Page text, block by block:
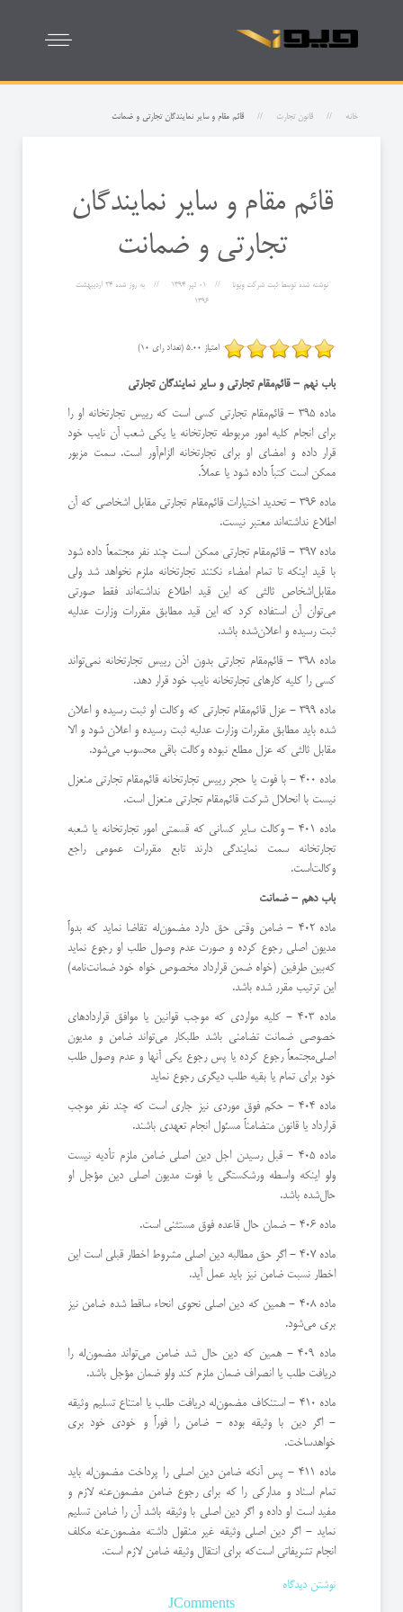
خانه قانون تجارت قائم‌ مقام و سایر نمایندگان تجارتی و ضمانت
قائم‌ مقام و سایر نمایندگان
تجارتی و ضمانت
نوشته شده توسطثبت شرکت ویونا 01 تیر 1394 به روز شده
24 ارديبهشت
1396
امتیاز 5.00 (تعداد رای 10)
باب نهم - قائم‌مقام تجارتی و سایر نمایندگان تجارتی
ماده 395 - قائم‌مقام تجارتی كسی است كه رییس تجارتخانه او را
برای انجام كلیه امور مربوطه تجارتخانه یا یكی شعب آن نایب خود
قرار داده‌ و امضای او برای تجارتخانه الزام‌آور است. ‌سمت مزبور
ممكن است كتباً داده شود یا عملاً.
ماده 396 - تحدید اختیارات قائم‌مقام تجارتی مقابل اشخاصی كه آن
اطلاع نداشته‌اند معتبر نیست.
ماده 397 - قائم‌مقام تجارتی ممكن است چند نفر مجتمعاً داده شود
با قید اینكه تا تمام امضاء نكنند تجارتخانه ملزم نخواهد شد ولی
مقابل‌اشخاص ثالثی كه این قید اطلاع نداشته‌اند فقط صورتی
می‌توان آن استفاده كرد كه این قید مطابق مقررات وزارت عدلیه
ثبت رسیده و اعلان‌شده باشد.
ماده 398 - قائم‌مقام تجارتی بدون اذن رییس تجارتخانه نمی‌تواند
كسی را كلیه كارهای تجارتخانه نایب خود قرار دهد.
ماده 399 - عزل قائم‌مقام تجارتی كه وكالت او ثبت رسیده و اعلان
شده باید مطابق مقررات وزارت عدلیه ثبت رسیده و اعلان شود و الا
‌مقابل ثالثی كه عزل مطلع نبوده وكالت باقی محسوب می‌شود.
ماده 400 - با فوت یا حجر رییس تجارتخانه قائم‌مقام تجارتی منعزل
نیست با انحلال شركت قائم‌مقام تجارتی منعزل است.
ماده 401 - وكالت سایر كسانی كه قسمتی امور تجارتخانه یا شعبه
تجارتخانه سمت نمایندگی دارند تابع مقررات عمومی راجع
وكالت‌است.
باب دهم - ضمانت
ماده 402 - ضامن وقتی حق دارد مضمون‌له تقاضا نماید كه بدواً
مدیون اصلی رجوع كرده و صورت عدم وصول طلب او رجوع نماید
كه‌بین طرفین (‌خواه ضمن قرارداد مخصوص خواه خود ضمانت‌نامه)
این ترتیب مقرر شده باشد.
ماده 403 - كلیه مواردی كه موجب قوانین یا موافق قراردادهای
خصوصی ضمانت تضامنی باشد طلبكار می‌تواند ضامن و مدیون
اصلی‌مجتمعاً رجوع كرده یا پس رجوع یكی آنها و عدم وصول طلب
خود برای تمام یا بقیه طلب دیگری رجوع نماید
ماده 404 - حكم فوق موردی نیز جاری است كه چند نفر موجب
قرارداد یا قانون متضامناً مسئول انجام تعهدی باشند.
ماده 405 - قبل رسیدن اجل دین اصلی ضامن ملزم تأدیه نیست
ولو اینكه واسطه ورشكستگی یا فوت مدیون اصلی دین مؤجل او
حال‌شده باشد.
ماده 406 - ضمان حال قاعده فوق مستثنی است.
ماده 407 - اگر حق مطالبه دین اصلی مشروط اخطار قبلی است این
اخطار نسبت ضامن نیز باید عمل آید.
ماده 408 - همین كه دین اصلی نحوی انحاء ساقط شده ضامن نیز
بری می‌شود.
ماده 409 - همین كه دین حال شد ضامن می‌تواند مضمون‌له را
دریافت طلب یا انصراف ضمان ملزم كند ولو ضمان مؤجل باشد.
ماده 410 - استنكاف مضمون‌له دریافت طلب یا امتناع تسلیم وثیقه
- اگر دین با وثیقه بوده - ضامن را فوراً و خودی خود بری
خواهد‌ساخت.
ماده 411 - پس آنكه ضامن دین اصلی را پرداخت مضمون‌له باید
تمام اسناد و مداركی را كه برای رجوع ضامن مضمون‌عنه لازم و
مفید است‌ او داده و اگر دین اصلی با وثیقه باشد آن را ضامن تسلیم
نماید - اگر دین اصلی وثیقه غیر منقول داشته مضمون‌عنه مكلف
انجام تشریفاتی است‌كه برای انتقال وثیقه ضامن لازم است.
نوشتن دیدگاه
JComments